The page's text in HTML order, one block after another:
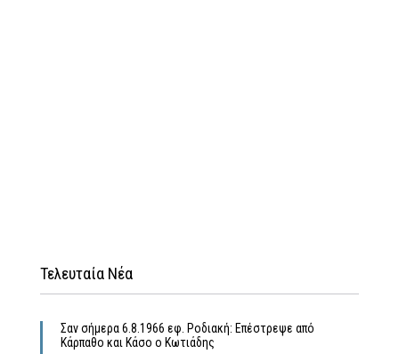
Τελευταία Νέα
Σαν σήμερα 6.8.1966 εφ. Ροδιακή: Επέστρεψε από
Κάρπαθο και Κάσο ο Κωτιάδης